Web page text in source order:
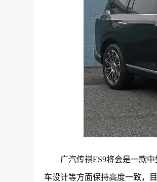
广汽传祺ES9将会是一款
车设计等方面保持高度一致，